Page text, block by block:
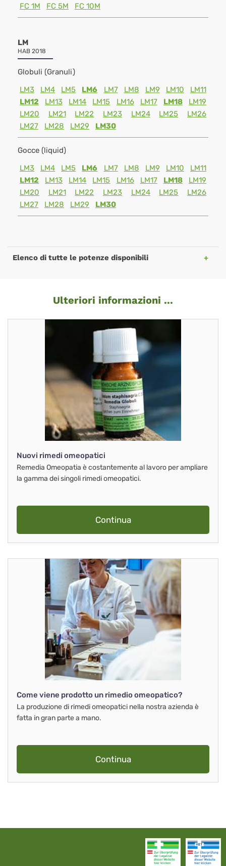
FC 1M
FC 5M FC 10M
LM
HAB 2018
Globuli (Granuli)
LM3
LM4 LM5 LM6 LM7 LM8 LM9 LM10
LM11
LM12
LM13 LM14 LM15 LM16 LM17 LM18
LM19
LM20
LM21 LM22 LM23 LM24 LM25
LM26
LM27
LM28 LM29 LM30
Gocce (liquid)
LM3
LM4 LM5 LM6 LM7 LM8 LM9 LM10
LM11
LM12
LM13 LM14 LM15 LM16 LM17 LM18
LM19
LM20
LM21 LM22 LM23 LM24 LM25
LM26
LM27
LM28 LM29 LM30
Elenco di tutte le potenze disponibili
Ulteriori informazioni ...
Nuovi rimedi omeopatici
Remedia Omeopatia è costantemente al lavoro per ampliare
la gamma dei singoli rimedi omeopatici.
Continua
Come viene prodotto un rimedio omeopatico?
La produzione di rimedi omeopatici nella nostra azienda è
fatta in gran parte a mano.
Continua